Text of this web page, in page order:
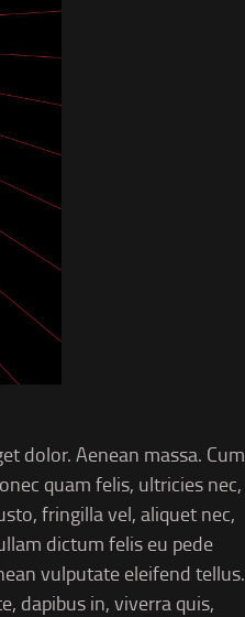
dolor. Aenean massa. Cum
quam felis, ultricies nec,
fringilla vel, aliquet nec,
dictum felis eu pede
vulputate eleifend tellus.
dapibus in, viverra quis,